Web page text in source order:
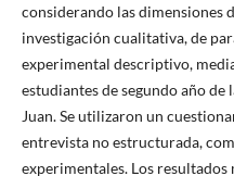
considerando las dimensiones
investigación cualitativa, de
experimental descriptivo,
estudiantes de segundo año de
Juan. Se utilizaron un
entrevista no estructurada,
experimentales. Los